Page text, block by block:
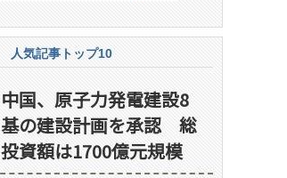
人気記事トップ10
中国、原子力発電建設8
基の建設計画を承認 総
投資額は1700億元規模